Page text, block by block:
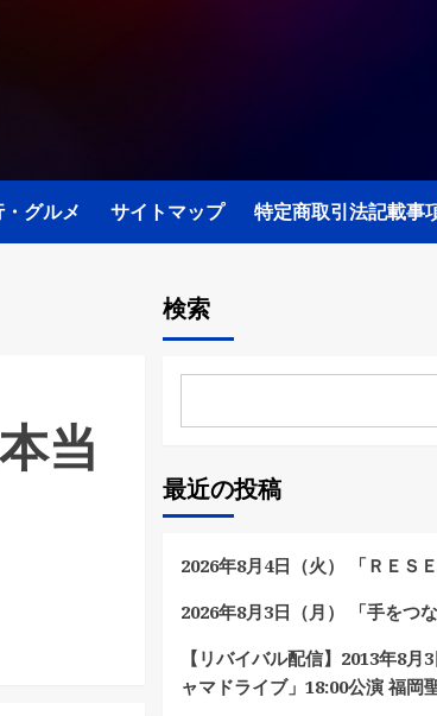
グルメ サイトマップ 特定商取引法記載事
当
検索
最近の投稿
2026年8月4日（火） 「ＲＥＳ
2026年8月3日（月） 「手をつ
【リバイバル配信】2013年8月
ャマドライブ」18:00公演 福岡